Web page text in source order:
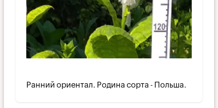
Ранний ориентал. Родина сорта - Польша.